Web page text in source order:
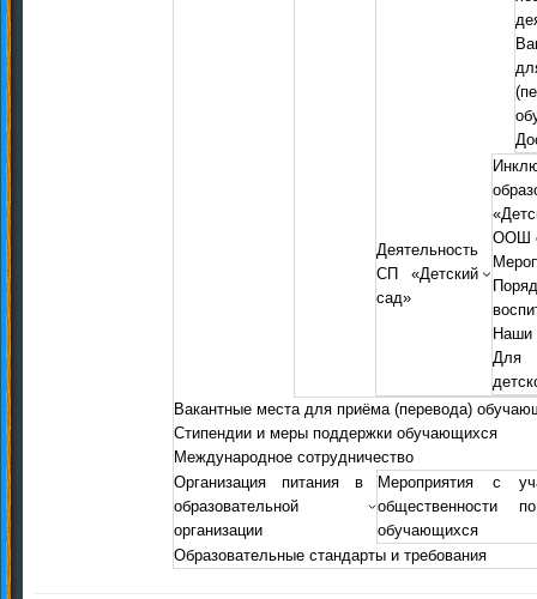
Деятельность
СП «Детский
сад»
ООШ
Наши
Для
Вакантные места для приёма (перевода)
Стипендии и меры поддержки обучающихся
Международное сотрудничество
Организация питания в
образовательной
организации
Мероприятия с
общественности
обучающихся
Образовательные стандарты и требования